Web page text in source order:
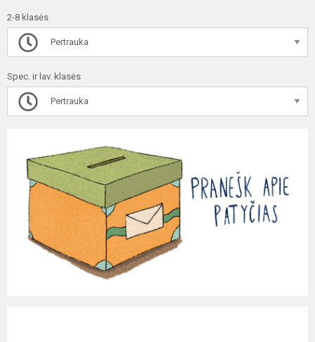
2-8 klasės
Pertrauka
Spec. ir lav. klasės
Pertrauka